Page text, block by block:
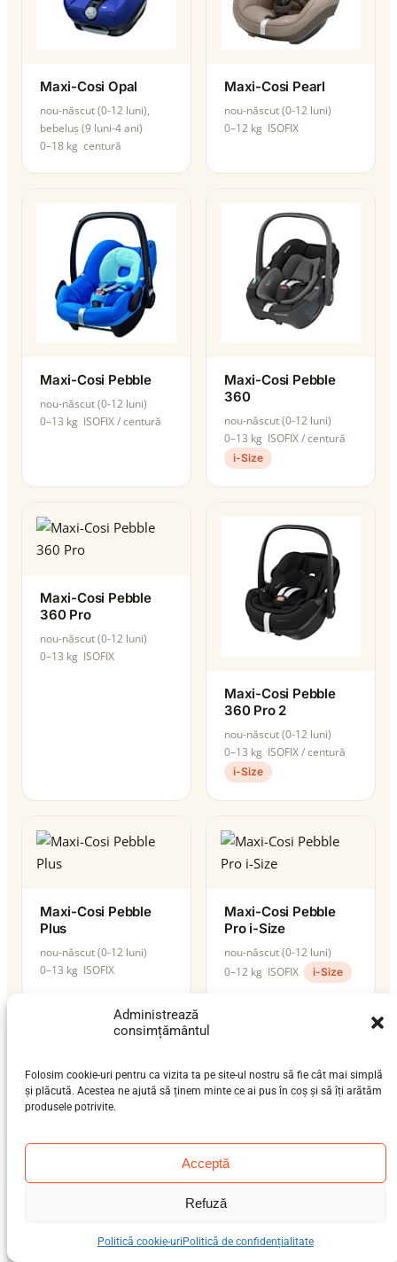
Administrează
consimțământul
Folosim cookie-uri pentru ca vizita ta pe site-ul nostru să fie cât mai simplă
și plăcută. Acestea ne ajută să ținem minte ce ai pus în coș și să îți arătăm
produsele potrivite.
Acceptă
Refuză
Politică cookie-uri Politică de confidențialitate
Maxi-Cosi Opal
nou-născut (0-12 luni),
bebeluș (9 luni-4 ani)
0–18 kg centură
Maxi-Cosi Pearl
nou-născut (0-12 luni)
0–12 kg ISOFIX
Maxi-Cosi Pebble
nou-născut (0-12 luni)
0–13 kg ISOFIX / centură
Maxi-Cosi Pebble
360
nou-născut (0-12 luni)
0–13 kg ISOFIX / centură
i-Size
Maxi-Cosi Pebble
360 Pro
nou-născut (0-12 luni)
0–13 kg ISOFIX
Maxi-Cosi Pebble
360 Pro 2
nou-născut (0-12 luni)
0–13 kg ISOFIX / centură
i-Size
Maxi-Cosi Pebble
Plus
nou-născut (0-12 luni)
0–13 kg ISOFIX
Maxi-Cosi Pebble
Pro i-Size
nou-născut (0-12 luni)
0–12 kg ISOFIX i-Size
ISOFIX / centură
bebeluș (9 luni-4 ani)